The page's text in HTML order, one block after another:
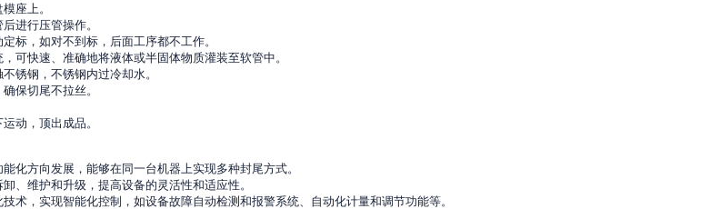
座上。
进行压管操作。
标，如对不到标，后面工序都不工作。
可快速、准确地将液体或半固体物质灌装至软管中。
锈钢，不锈钢内过冷却水。
保切尾不拉丝。
动，顶出成品。
化方向发展，能够在同一台机器上实现多种封尾方式。
、维护和升级，提高设备的灵活性和适应性。
术，实现智能化控制，如设备故障自动检测和报警系统、自动化计量和调节功能等。